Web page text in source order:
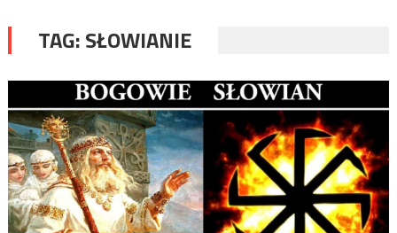
TAG:SŁOWIANIE